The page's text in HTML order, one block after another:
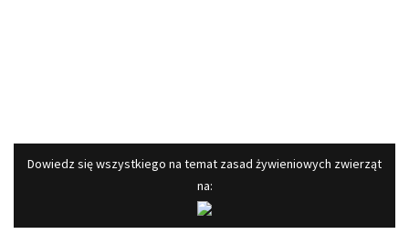
​Dowiedz się wszystkiego na temat zasad żywieniowych zwierząt
na: